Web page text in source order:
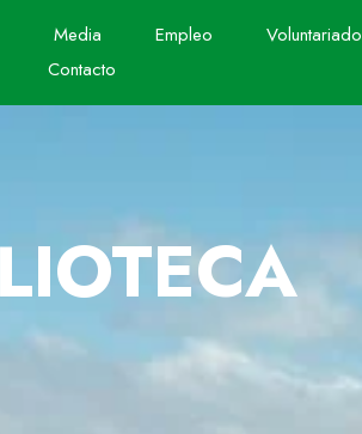
Media Empleo Voluntariado
Contacto